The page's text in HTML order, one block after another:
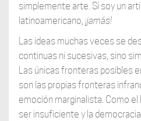
simplemente arte. Sí soy un
latinoamericano, ¡jamás!
Las ideas muchas veces se
continuas ni sucesivas, sino
Las únicas fronteras posibles
son las propias fronteras
emoción marginalista. Como
ser insuficiente y la